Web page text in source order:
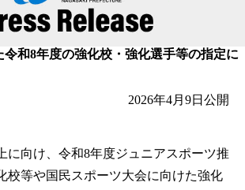
和8年度の強化校・強化選手等の指定に
2026年4月9日 公開
向け、令和8年度ジュニアスポーツ推
校等や国民スポーツ大会に向けた強化